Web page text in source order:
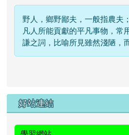
野人，鄉野鄙夫，一般指農夫
凡人所能貢獻的平凡事物，常
謙之詞，比喻所見雖然淺陋，
右邊區域內容
好站連結